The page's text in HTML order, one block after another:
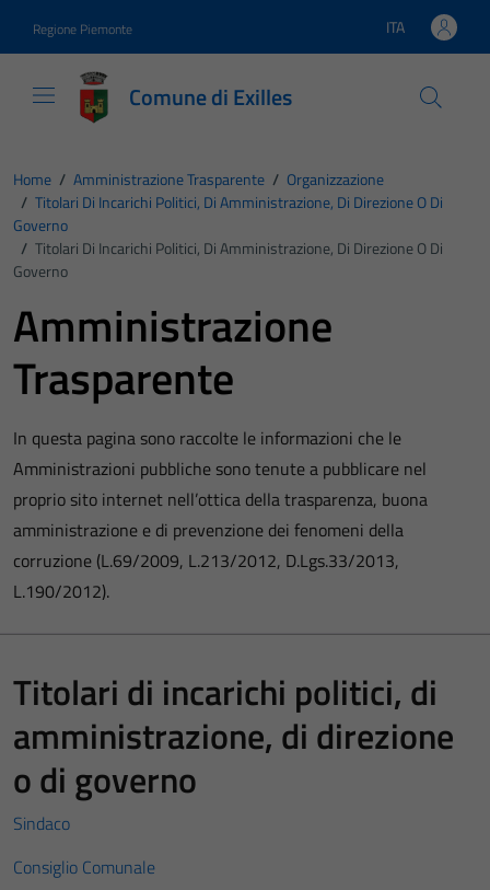
Regione Piemonte Lingua attiva:
ITA
Comune di Exilles
Home / Amministrazione Trasparente / Organizzazione
/ Titolari Di Incarichi Politici, Di Amministrazione, Di Direzione O Di
Governo
/ Titolari Di Incarichi Politici, Di Amministrazione, Di Direzione O Di
Governo
Amministrazione
Trasparente
In questa pagina sono raccolte le informazioni che le
Amministrazioni pubbliche sono tenute a pubblicare nel
proprio sito internet nell’ottica della trasparenza, buona
amministrazione e di prevenzione dei fenomeni della
corruzione (L.69/2009, L.213/2012, D.Lgs.33/2013,
L.190/2012).
Titolari di incarichi politici, di
amministrazione, di direzione
o di governo
Sindaco
Consiglio Comunale